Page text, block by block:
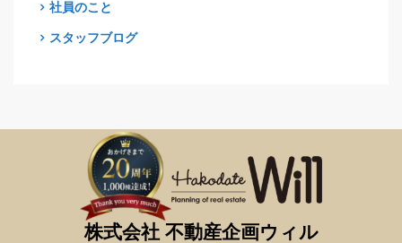
社員のこと
スタッフブログ
株式会社 不動産企画ウィル